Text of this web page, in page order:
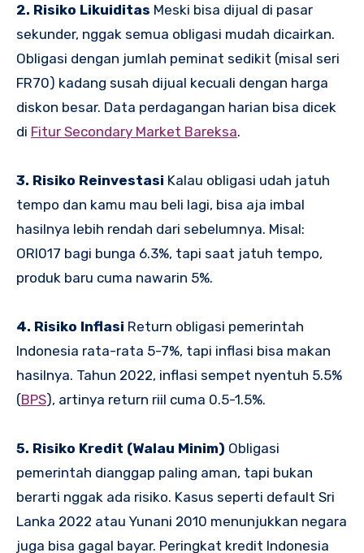
2. Risiko Likuiditas Meski bisa dijual di pasar
sekunder, nggak semua obligasi mudah dicairkan.
Obligasi dengan jumlah peminat sedikit (misal seri
FR70) kadang susah dijual kecuali dengan harga
diskon besar. Data perdagangan harian bisa dicek
di Fitur Secondary Market Bareksa.
3. Risiko Reinvestasi Kalau obligasi udah jatuh
tempo dan kamu mau beli lagi, bisa aja imbal
hasilnya lebih rendah dari sebelumnya. Misal:
ORI017 bagi bunga 6.3%, tapi saat jatuh tempo,
produk baru cuma nawarin 5%.
4. Risiko Inflasi Return obligasi pemerintah
Indonesia rata-rata 5-7%, tapi inflasi bisa makan
hasilnya. Tahun 2022, inflasi sempet nyentuh 5.5%
(BPS), artinya return riil cuma 0.5-1.5%.
5. Risiko Kredit (Walau Minim) Obligasi
pemerintah dianggap paling aman, tapi bukan
berarti nggak ada risiko. Kasus seperti default Sri
Lanka 2022 atau Yunani 2010 menunjukkan negara
juga bisa gagal bayar. Peringkat kredit Indonesia